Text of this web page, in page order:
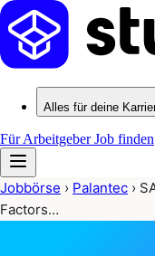
Alles für deine
Für ArbeitgeberJob finden
Jobbörse › Palantec ›
Factors…